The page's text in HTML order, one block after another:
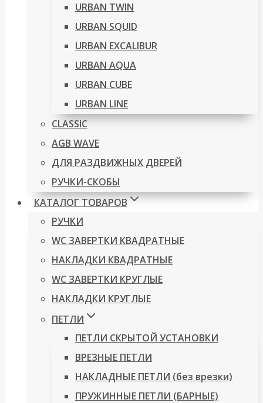
URBAN TWIN
URBAN SQUID
URBAN EXCALIBUR
URBAN AQUA
URBAN CUBE
URBAN LINE
CLASSIC
AGB WAVE
ДЛЯ РАЗДВИЖНЫХ ДВЕРЕЙ
РУЧКИ-СКОБЫ
КАТАЛОГ ТОВАРОВ
РУЧКИ
WC ЗАВЕРТКИ КВАДРАТНЫЕ
НАКЛАДКИ КВАДРАТНЫЕ
WC ЗАВЕРТКИ КРУГЛЫЕ
НАКЛАДКИ КРУГЛЫЕ
ПЕТЛИ
ПЕТЛИ СКРЫТОЙ УСТАНОВКИ
ВРЕЗНЫЕ ПЕТЛИ
НАКЛАДНЫЕ ПЕТЛИ (без врезки)
ПРУЖИННЫЕ ПЕТЛИ (БАРНЫЕ)